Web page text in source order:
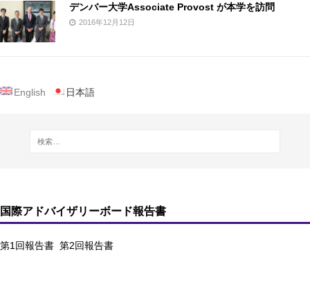
デンバー大学Associate Provost が本学を訪問
2016年12月12日
English 日本語
国際アドバイザリーボード報告書
第1回報告書 第2回報告書